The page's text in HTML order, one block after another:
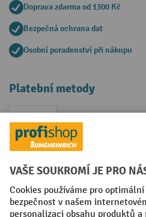
Doprava zdarma od 1300 Kč
Bezpečná ochrana dat
Osobní poradenství při nákupu
Platební metody
Faktura
Sociální sítě
Facebook
YouTubeLinkedIn